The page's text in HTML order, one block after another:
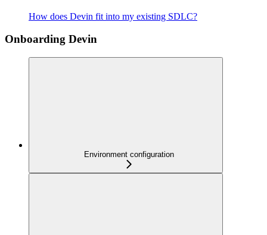
How does Devin fit into my existing SDLC?
Onboarding Devin
Environment configuration